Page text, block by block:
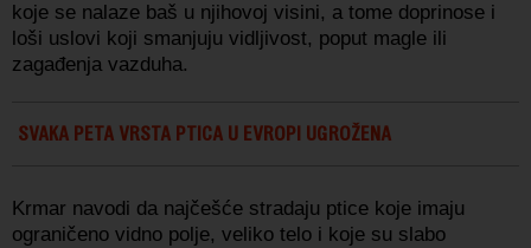
koje se nalaze baš u njihovoj visini, a tome doprinose i
loši uslovi koji smanjuju vidljivost, poput magle ili
zagađenja vazduha.
SVAKA PETA VRSTA PTICA U EVROPI UGROŽENA
Krmar navodi da najčešće stradaju ptice koje imaju
ograničeno vidno polje, veliko telo i koje su slabo